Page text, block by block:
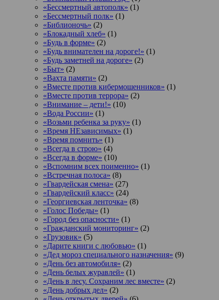
«Бессмертный автополк» (1)
«Бессмертный полк» (1)
«Библионочь» (2)
«Блокадный хлеб» (1)
«Будь в форме» (2)
«Будь внимателен на дороге!» (1)
«Будь заметней на дороге» (2)
«Быт» (2)
«Вахта памяти» (2)
«Вместе против кибермошенников» (1)
«Вместе против террора» (2)
«Внимание – дети!» (10)
«Вода России» (1)
«Возьми ребенка за руку» (1)
«Время НЕзависимых» (1)
«Время помнить» (1)
«Всегда в строю» (4)
«Всегда в форме» (10)
«Вспомним всех поименно» (1)
«Встречная полоса» (8)
«Гвардейская смена» (27)
«Гвардейский класс» (24)
«Георгиевская ленточка» (8)
«Голос Победы» (1)
«Город без опасности» (1)
«Гражданский мониторинг» (2)
«Грузовик» (5)
«Дарите книги с любовью» (1)
«Дед мороз специального назначения» (9)
«День без автомобиля» (2)
«День белых журавлей» (1)
«День в лесу. Сохраним лес вместе» (2)
«День добрых дел» (2)